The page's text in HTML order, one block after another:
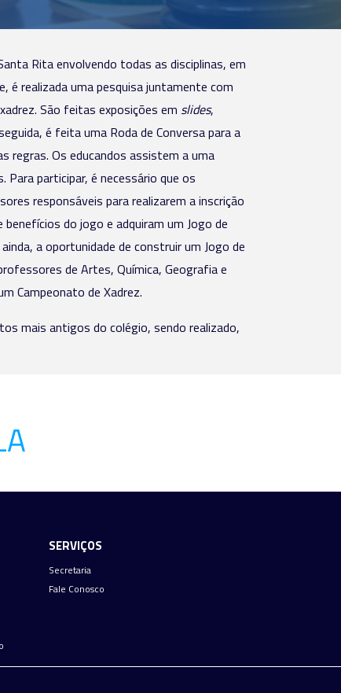
Rita envolvendo todas as disciplinas, em
é realizada uma pesquisa juntamente com
São feitas exposições em slides,
é feita uma Roda de Conversa para a
regras. Os educandos assistem a uma
participar, é necessário que os
responsáveis para realizarem a inscrição
do jogo e adquiram um Jogo de
a oportunidade de construir um Jogo de
de Artes, Química, Geografia e
Campeonato de Xadrez.
mais antigos do colégio, sendo realizado,
SERVIÇOS
Secretaria
Fale Conosco